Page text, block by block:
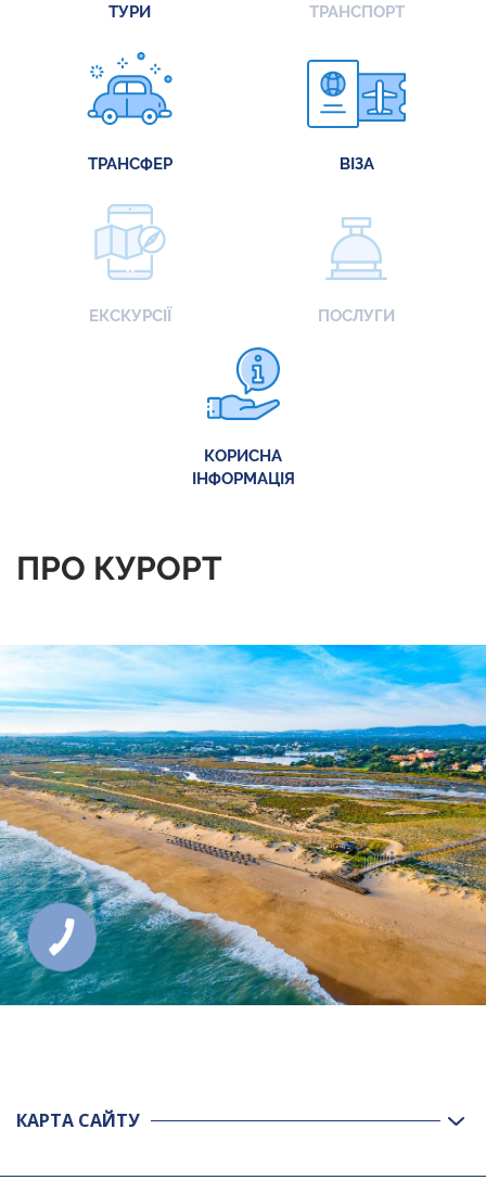
ТУРИ ТРАНСПОРТ
ТРАНСФЕР ВІЗА
ЕКСКУРСІЇ ПОСЛУГИ
КОРИСНА
ІНФОРМАЦІЯ
ПРО КУРОРТ
КАРТА САЙТУ